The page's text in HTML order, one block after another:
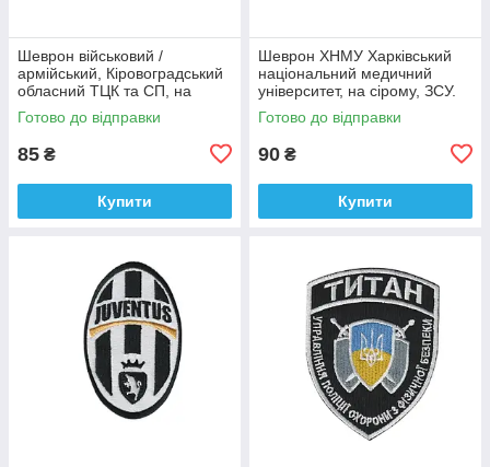
Шеврон військовий /
армійський, Кіровоградський
обласний ТЦК та СП, на
оливці ЗСУ.7 см * 8 см
Готово до відправки
85 ₴
Купити
Шеврон ХНМУ Харківський
національний медичний
університет, на сірому, ЗСУ.
діаметр 8,5 см
Готово до відправки
90 ₴
Купити